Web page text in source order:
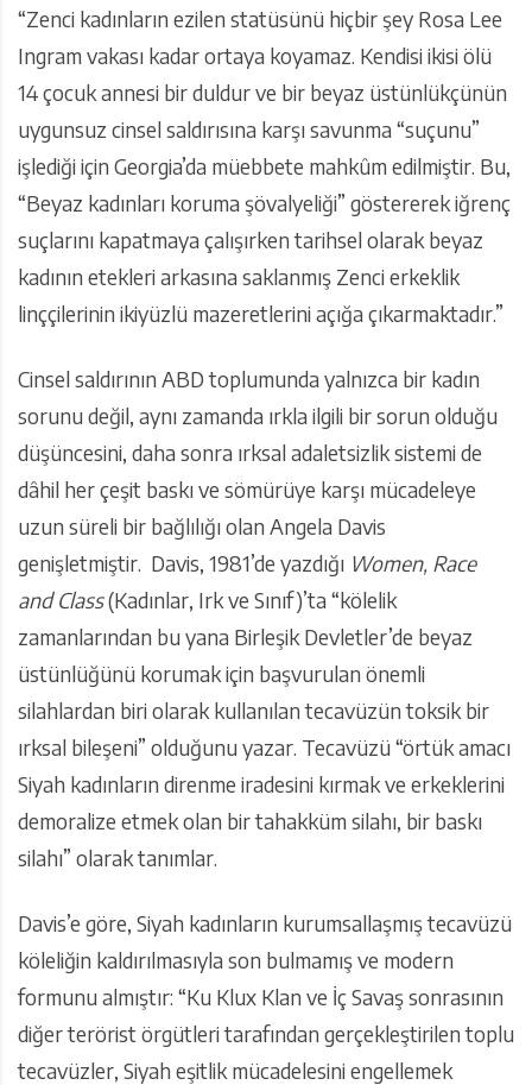
“Zenci kadınların ezilen statüsünü hiçbir şey Rosa Lee
Ingram vakası kadar ortaya koyamaz. Kendisi ikisi ölü
14 çocuk annesi bir duldur ve bir beyaz üstünlükçünün
uygunsuz cinsel saldırısına karşı savunma “suçunu”
işlediği için Georgia’da müebbete mahkûm edilmiştir. Bu,
“Beyaz kadınları koruma şövalyeliği” göstererek iğrenç
suçlarını kapatmaya çalışırken tarihsel olarak beyaz
kadının etekleri arkasına saklanmış Zenci erkeklik
linççilerinin ikiyüzlü mazeretlerini açığa çıkarmaktadır.”
Cinsel saldırının ABD toplumunda yalnızca bir kadın
sorunu değil, aynı zamanda ırkla ilgili bir sorun olduğu
düşüncesini, daha sonra ırksal adaletsizlik sistemi de
dâhil her çeşit baskı ve sömürüye karşı mücadeleye
uzun süreli bir bağlılığı olan Angela Davis
genişletmiştir. Davis, 1981’de yazdığı Women, Race
and Class(Kadınlar, Irk ve Sınıf)’ta “kölelik
zamanlarından bu yana Birleşik Devletler’de beyaz
üstünlüğünü korumak için başvurulan önemli
silahlardan biri olarak kullanılan tecavüzün toksik bir
ırksal bileşeni” olduğunu yazar. Tecavüzü “örtük amacı
Siyah kadınların direnme iradesini kırmak ve erkeklerini
demoralize etmek olan bir tahakküm silahı, bir baskı
silahı” olarak tanımlar.
Davis’e göre, Siyah kadınların kurumsallaşmış tecavüzü
köleliğin kaldırılmasıyla son bulmamış ve modern
formunu almıştır: “Ku Klux Klan ve İç Savaş sonrasının
diğer terörist örgütleri tarafından gerçekleştirilen toplu
tecavüzler, Siyah eşitlik mücadelesini engellemek